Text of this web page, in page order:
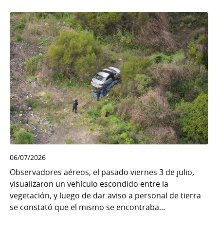
06/07/2026
Observadores aéreos, el pasado viernes 3 de julio,
visualizaron un vehículo escondido entre la
vegetación, y luego de dar aviso a personal de tierra
se constató que el mismo se encontraba...